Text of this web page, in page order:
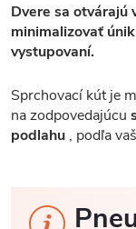
Dvere sa otvárajú
minimalizovať
vystupovaní.
Sprchovací kút je
na zodpovedajúcu
podlahu , podľa